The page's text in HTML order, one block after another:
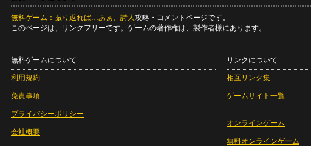
無料ゲーム：振り返れば…あぁ、詩人攻略・コメントページです。
このページは、リンクフリーです。ゲームの著作権は、製作者様にあります。
無料ゲームについて
利用規約
免責事項
プライバシーポリシー
会社概要
リンクについて
相互リンク集
ゲームサイト一覧
オンラインゲーム
無料オンラインゲーム